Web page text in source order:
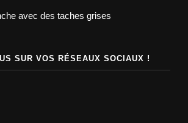
avec des taches grises
SUR VOS RÉSEAUX SOCIAUX !